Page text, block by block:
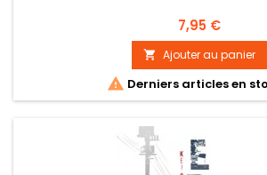
Prix
7,95 €
 Ajouter au panier
 Derniers articles en